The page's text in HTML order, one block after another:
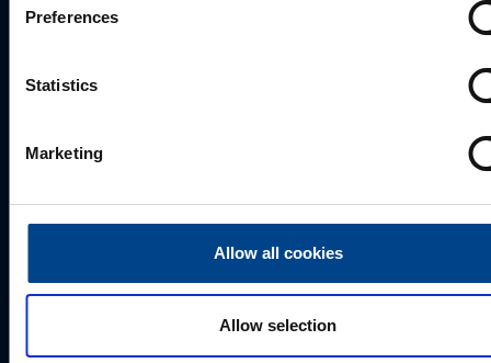
Preferences
Statistics
Marketing
Allow all cookies
Allow selection
+372 57880500